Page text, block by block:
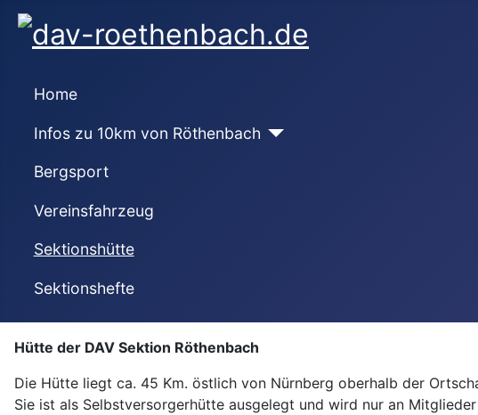
Home
Infos zu 10km von Röthenbach
Bergsport
Vereinsfahrzeug
Sektionshütte
Sektionshefte
Hütte der DAV Sektion Röthenbach
Die Hütte liegt ca. 45 Km. östlich von Nürnberg oberhalb der
Sie ist als Selbstversorgerhütte ausgelegt und wird nur an